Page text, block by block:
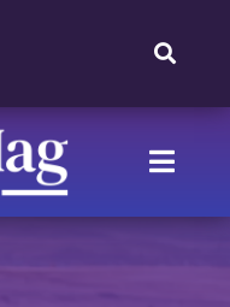
Toggle
Toggle